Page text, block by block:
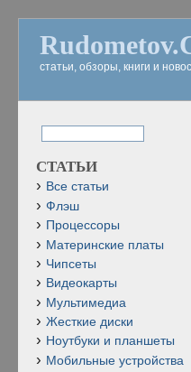
статьи, обзоры, книги и
СТАТЬИ
Все статьи
Флэш
Процессоры
Материнские платы
Чипсеты
Видеокарты
Мультимедиа
Жесткие диски
Ноутбуки и планшеты
Мобильные устройства